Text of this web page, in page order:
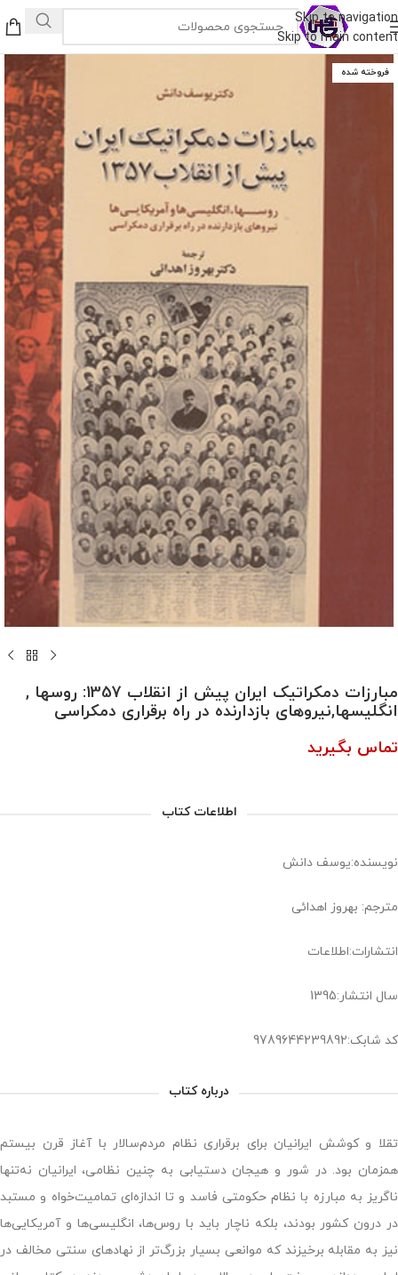
Skip to navigation
Skip to main content
فروخته شده
مبارزات دمکراتیک ایران پیش از انقلاب 1357: روسها ,
انگلیسها,نیروهای بازدارنده در راه برقراری دمکراسی
تماس بگیرید
اطلاعات کتاب
نویسنده:یوسف دانش
مترجم: بهروز اهدائی
انتشارات:اطلاعات
سال انتشار:1395
کد شابک:9789644239892
درباره کتاب
تقلا و کوشش ایرانیان برای برقراری نظام مردم‌سالار با آغاز قرن بیستم
همزمان بود. در شور و هیجان دستیابی به چنین نظامی، ایرانیان نه‌تنها
ناگریز به مبارزه با نظام حکومتی فاسد و تا اندازه‌ای تمامیت‌خواه و مستبد
در درون کشور بودند، بلکه ناچار باید با روس‌ها، انگلیسی‌ها و آمریکایی‌ها
نیز به مقابله برخیزند که موانعی بسیار بزرگ‌تر از نهادهای سنتی مخالف در